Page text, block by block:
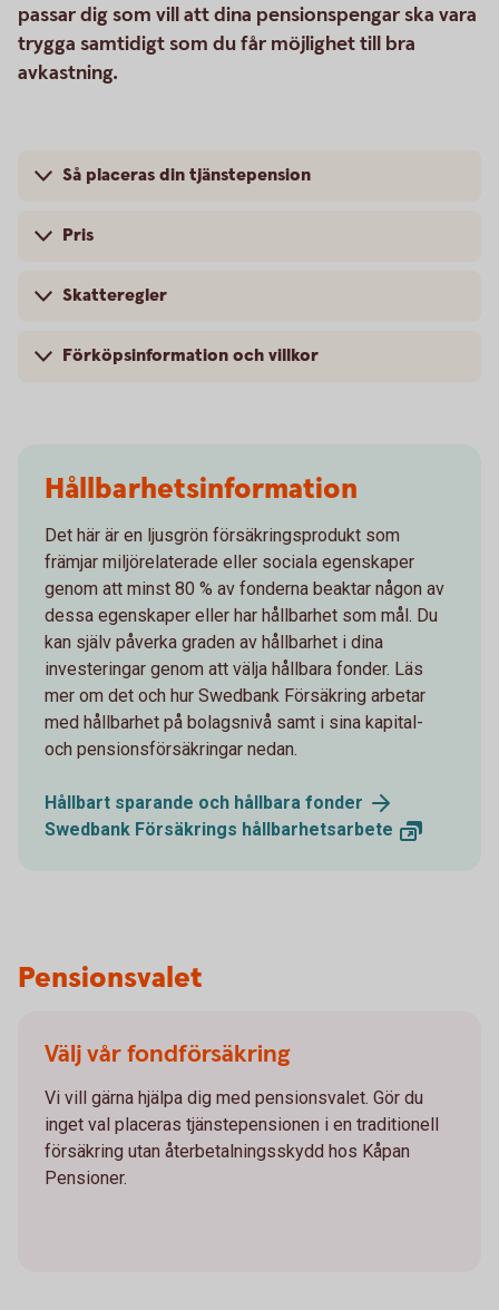
passar dig som vill att dina pensionspengar ska vara
trygga samtidigt som du får möjlighet till bra
avkastning.
Så placeras din tjänstepension
Pris
Skatteregler
Förköpsinformation och villkor
Hållbarhetsinformation
Det här är en ljusgrön försäkringsprodukt som
främjar miljörelaterade eller sociala egenskaper
genom att minst 80 % av fonderna beaktar någon av
dessa egenskaper eller har hållbarhet som mål. Du
kan själv påverka graden av hållbarhet i dina
investeringar genom att välja hållbara fonder. Läs
mer om det och hur Swedbank Försäkring arbetar
med hållbarhet på bolagsnivå samt i sina kapital-
och pensionsförsäkringar nedan.
Hållbart sparande och hållbara fonder
Swedbank Försäkrings hållbarhetsarbete
Pensionsvalet
Välj vår fondförsäkring
Vi vill gärna hjälpa dig med pensionsvalet. Gör du
inget val placeras tjänstepensionen i en traditionell
försäkring utan återbetalningsskydd hos Kåpan
Pensioner.